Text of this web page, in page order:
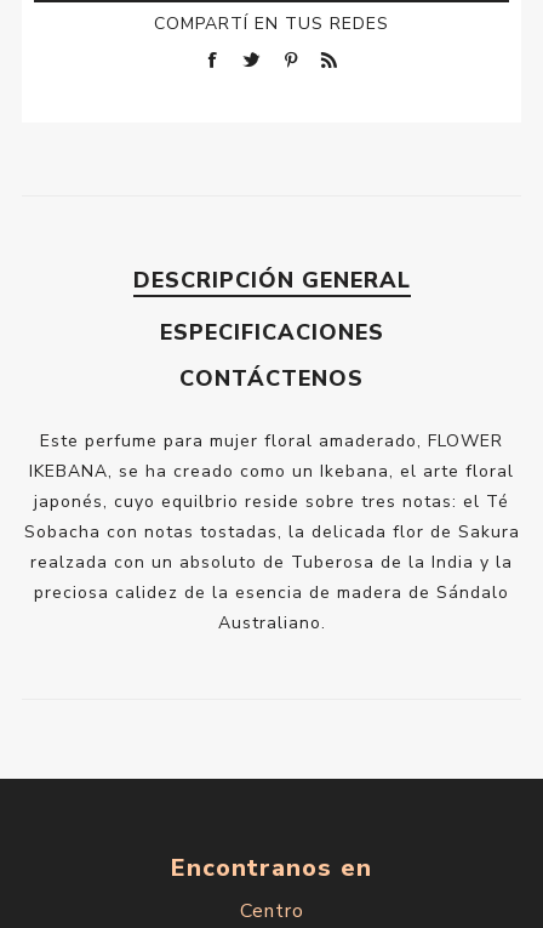
COMPARTÍ EN TUS REDES
DESCRIPCIÓN GENERAL
ESPECIFICACIONES
CONTÁCTENOS
Este perfume para mujer floral amaderado, FLOWER
IKEBANA, se ha creado como un Ikebana, el arte floral
japonés, cuyo equilbrio reside sobre tres notas: el Té
Sobacha con notas tostadas, la delicada flor de Sakura
realzada con un absoluto de Tuberosa de la India y la
preciosa calidez de la esencia de madera de Sándalo
Australiano.
Encontranos en
Centro